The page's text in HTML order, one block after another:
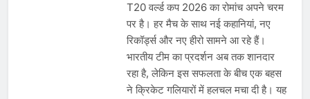
T20 वर्ल्ड कप 2026 का रोमांच अपने चरम
पर है। हर मैच के साथ नई कहानियां, नए
रिकॉर्ड्स और नए हीरो सामने आ रहे हैं।
भारतीय टीम का प्रदर्शन अब तक शानदार
रहा है, लेकिन इस सफलता के बीच एक बहस
ने क्रिकेट गलियारों में हलचल मचा दी है। यह